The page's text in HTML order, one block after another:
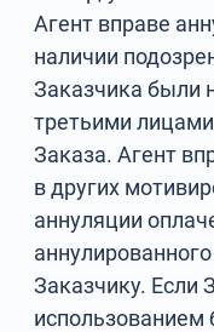
Агент вправе
наличии
Заказчика были
третьими
Заказа. Агент
в других
аннуляции
Заказчику. Если
использованием